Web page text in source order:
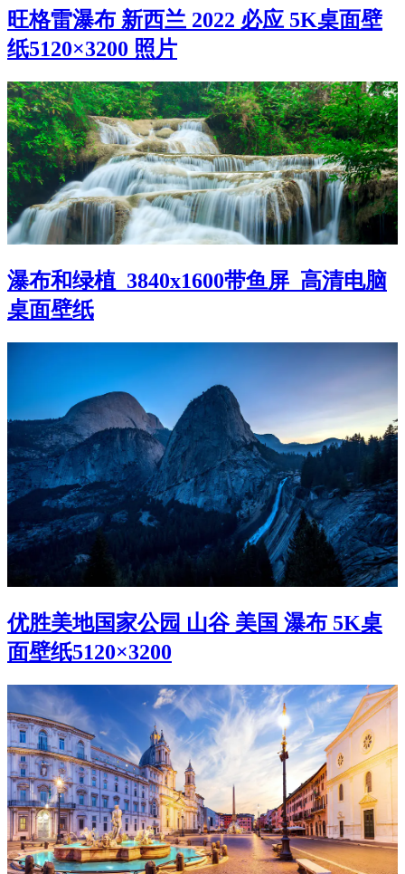
旺格雷瀑布 新西兰 2022 必应 5K桌面壁
纸5120×3200 照片
瀑布和绿植_3840x1600带鱼屏_高清电脑
桌面壁纸
优胜美地国家公园 山谷 美国 瀑布 5K桌
面壁纸5120×3200